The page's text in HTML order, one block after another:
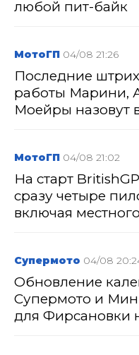
любой пит-байк
МотоГП 04/08 21:26
Последние
работы Марини,
Моейры назовут
МотоГП 04/08 21:02
На старт
сразу четыре
включая
Супермото 04/08
Обновление
Супермото и
для Фирсановки